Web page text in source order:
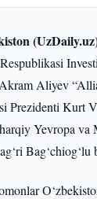
Aliyev
Prezidenti Kurt
Yevropa va
Bag‘chiog‘lu